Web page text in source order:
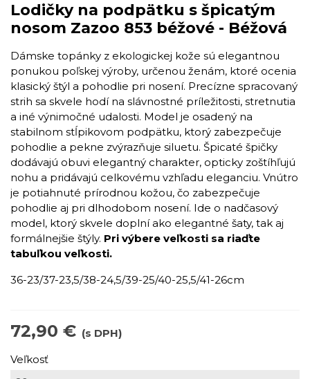
Lodičky na podpätku s špicatým
nosom Zazoo 853 béžové - Béžová
Dámske topánky z ekologickej kože sú elegantnou
ponukou poľskej výroby, určenou ženám, ktoré ocenia
klasický štýl a pohodlie pri nosení. Precízne spracovaný
strih sa skvele hodí na slávnostné príležitosti, stretnutia
a iné výnimočné udalosti. Model je osadený na
stabilnom stĺpikovom podpätku, ktorý zabezpečuje
pohodlie a pekne zvýrazňuje siluetu. Špicaté špičky
dodávajú obuvi elegantný charakter, opticky zoštíhľujú
nohu a pridávajú celkovému vzhľadu eleganciu. Vnútro
je potiahnuté prírodnou kožou, čo zabezpečuje
pohodlie aj pri dlhodobom nosení. Ide o nadčasový
model, ktorý skvele doplní ako elegantné šaty, tak aj
formálnejšie štýly. Pri výbere veľkosti sa riaďte
tabuľkou veľkosti.
36-23/37-23,5/38-24,5/39-25/40-25,5/41-26cm
72,90 € (s DPH)
Veľkosť